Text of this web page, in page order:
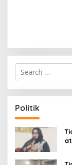
S
r
c
h
f
o
:
Politik